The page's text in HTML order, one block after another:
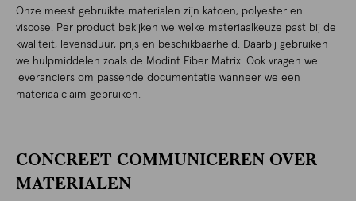
Onze meest gebruikte materialen zijn katoen, polyester en
viscose. Per product bekijken we welke materiaalkeuze past bij de
kwaliteit, levensduur, prijs en beschikbaarheid. Daarbij gebruiken
we hulpmiddelen zoals de Modint Fiber Matrix. Ook vragen we
leveranciers om passende documentatie wanneer we een
materiaalclaim gebruiken.
CONCREET COMMUNICEREN OVER
MATERIALEN